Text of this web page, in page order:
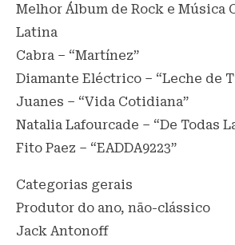
Melhor Álbum de Rock e Música
Latina
Cabra – “Martínez”
Diamante Eléctrico – “Leche de
Juanes – “Vida Cotidiana”
Natalia Lafourcade – “De Todas
Fito Paez – “EADDA9223”
Categorias gerais
Produtor do ano, não-clássico
Jack Antonoff